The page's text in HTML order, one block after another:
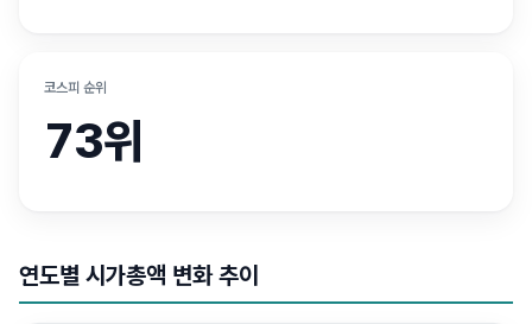
코스피 순위
73위
연도별 시가총액 변화 추이